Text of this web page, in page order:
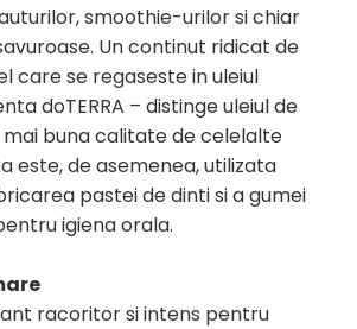
smoothie-urilor si chiar
Un continut ridicat de
care se regaseste in uleiul
doTERRA – distinge uleiul de
buna calitate de celelalte
este, de asemenea, utilizata
pastei de dinti si a gumei
igiena orala.
racoritor si intens pentru